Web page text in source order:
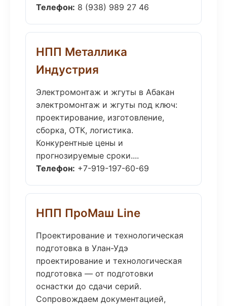
Телефон: 8 (938) 989 27 46
НПП Металлика
Индустрия
Электромонтаж и жгуты в Абакан
электромонтаж и жгуты под ключ:
проектирование, изготовление,
сборка, ОТК, логистика.
Конкурентные цены и
прогнозируемые сроки....
Телефон: +7-919-197-60-69
НПП ПроМаш Line
Проектирование и технологическая
подготовка в Улан-Удэ
проектирование и технологическая
подготовка — от подготовки
оснастки до сдачи серий.
Сопровождаем документацией,